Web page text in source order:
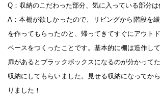
Q：収納のこだわった部分、気に入っている部分は
A：本棚が欲しかったので、リビングから階段を
を作ってもらったのと、帰ってきてすぐにアウト
ペースをつくったことです。基本的に棚は造作し
扉があるとブラックボックスになるのが分かって
収納にしてもらいました。見せる収納になってか
りました！